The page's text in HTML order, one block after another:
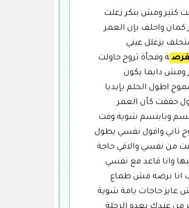
كتير ومش بنكر زعلت
كمان واحلف بإن العمر
يزغلل عيني
ة وفجأة تروح حاولت
ومش دايما يكون
اطول الحلم بإيديا
حققت كأن العمر
وبابتسم شوية وقت
تاني واقول نفسي يطول
من نفسي والاقي حاجة
وانا قاعد مع نفسي
انا برضه مش طماع
عايز حاجات يامة شوية